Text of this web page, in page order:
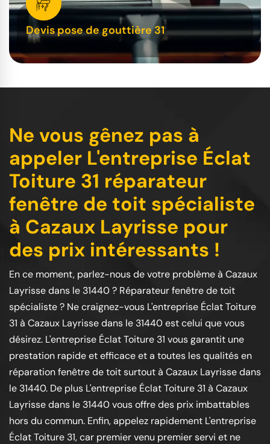
Devis pose de gouttière 31
Ne vous gênez pas à
appeler L'entreprise Éclat
Toiture 31 réparateur
fenêtre de toit spécialiste
à Cazaux Layrisse pour
des prix intéressants !
En ce moment, parlez-nous de votre problème à Cazaux
Layrisse dans le 31440 ? Réparateur fenêtre de toit
spécialiste ? Ne craignez-vous L'entreprise Éclat Toiture
31 à Cazaux Layrisse dans le 31440 est celui que vous
désirez. L'entreprise Éclat Toiture 31 vous garantit une
prestation rapide et efficace et a toutes les qualités en
réparation fenêtre de toit surtout à Cazaux Layrisse dans
le 31440. De plus L'entreprise Éclat Toiture 31 à Cazaux
Layrisse dans le 31440 vous offre des prix imbattables
hors du commun. Enfin, appelez rapidement L'entreprise
Éclat Toiture 31, car premier venu premier servi et ne